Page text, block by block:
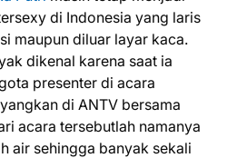
di Indonesia yang laris
maupun diluar layar kaca.
dikenal karena saat ia
presenter di acara
di ANTV bersama
acara tersebutlah namanya
air sehingga banyak sekali